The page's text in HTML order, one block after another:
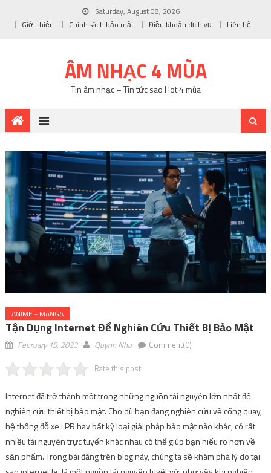
Saturday, August 08, 2026
Giới thiệu
Chính sách bảo mật Điều khoản dịch vụ Liên hệ
ÂM NHẠC 4 MÙA
Tin âm nhạc – Tin tức sao Hot 4 mùa
ANIME - MANGA
Tận Dụng Internet Để Nghiên Cứu Thiết Bị Bảo Mật
February 15, 2023 Quynh Nhu Comment(0)
Rate this post
Internet đã trở thành một trong những nguồn tài nguyên lớn nhất để
nghiên cứu thiết bị bảo mật. Cho dù bạn đang nghiên cứu về cổng quay,
hệ thống đỗ xe LPR hay bất kỳ loại giải pháp bảo mật nào khác, có rất
nhiều tài nguyên trực tuyến khác nhau có thể giúp bạn hiểu rõ hơn về
sản phẩm. Trong bài đăng trên blog này, chúng ta sẽ khám phá lý do tại